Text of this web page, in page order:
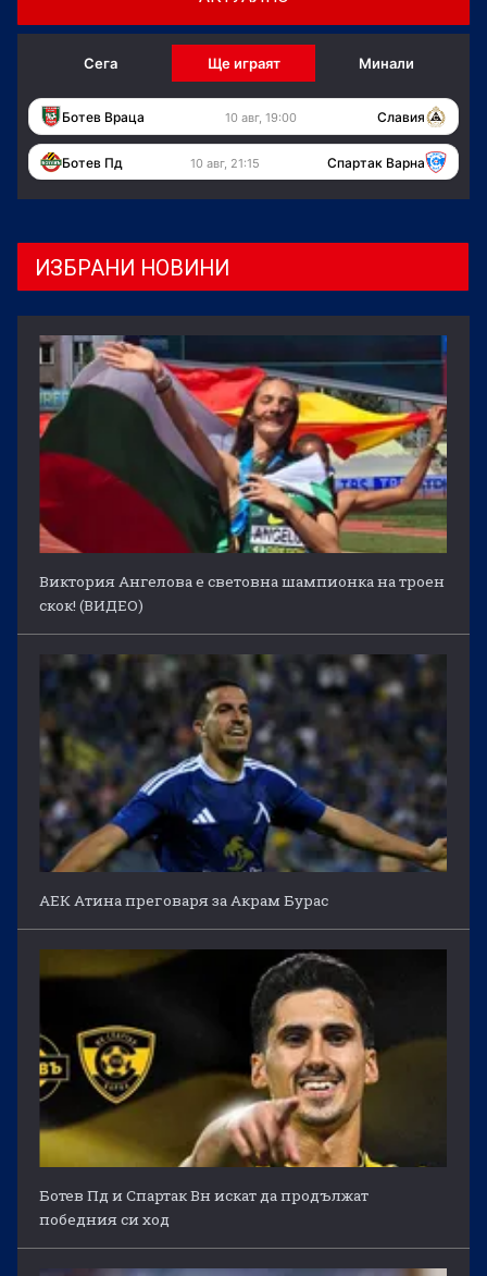
Сега Ще играят Минали
Ботев Враца 10 авг, 19:00 Славия
Ботев Пд 10 авг, 21:15 Спартак Варна
ИЗБРАНИ НОВИНИ
Виктория Ангелова е световна шампионка на троен
скок! (ВИДЕО)
АЕК Атина преговаря за Акрам Бурас
Ботев Пд и Спартак Вн искат да продължат
победния си ход